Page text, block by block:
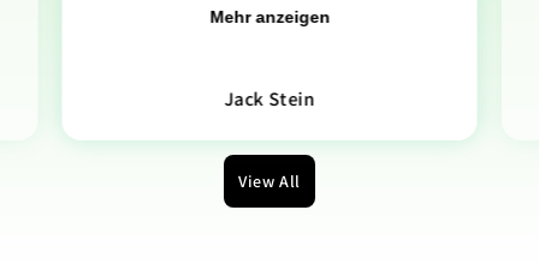
Mehr anzeigen
Jack Stein
View All